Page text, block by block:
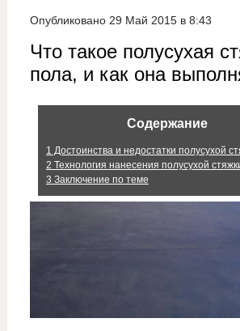
Опубликовано 29 Май 2015 в 8:43
Что такое полусухая
пола, и как она
Содержание
1 Достоинства и недостатки полусухой
2 Технология нанесения полусухой
3 Заключение по теме